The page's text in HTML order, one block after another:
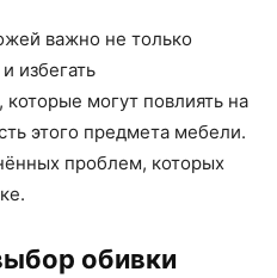
важно не только
избегать
могут повлиять на
этого предмета мебели.
проблем, которых
обивки